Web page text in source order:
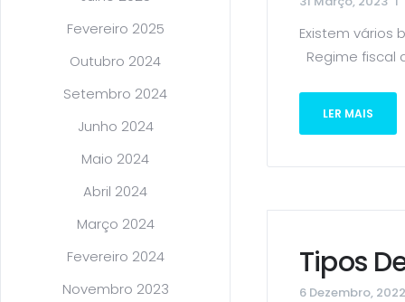
Fevereiro 2025
Outubro 2024
Setembro 2024
Junho 2024
Maio 2024
Abril 2024
Março 2024
Fevereiro 2024
Novembro 2023
Existem vários
Regime fiscal
LER MAIS
Tipos
6 Dezembro, 2022